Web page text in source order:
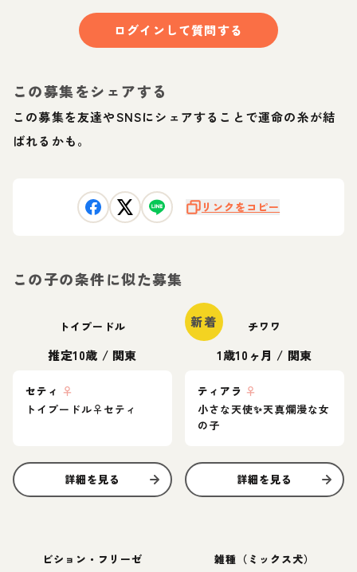
ログインして質問する
この募集をシェアする
この募集を友達やSNSにシェアすることで運命の糸が結
ばれるかも。
リンクをコピー
この子の条件に似た募集
トイプードル
推定10歳 / 関東
セティ ♀
トイプードル♀セティ
詳細を見る
新着 チワワ
1歳10ヶ月 / 関東
ティアラ ♀
小さな天使✨️天真爛漫な女
の子
詳細を見る
ビション・フリーゼ 雑種（ミックス犬）